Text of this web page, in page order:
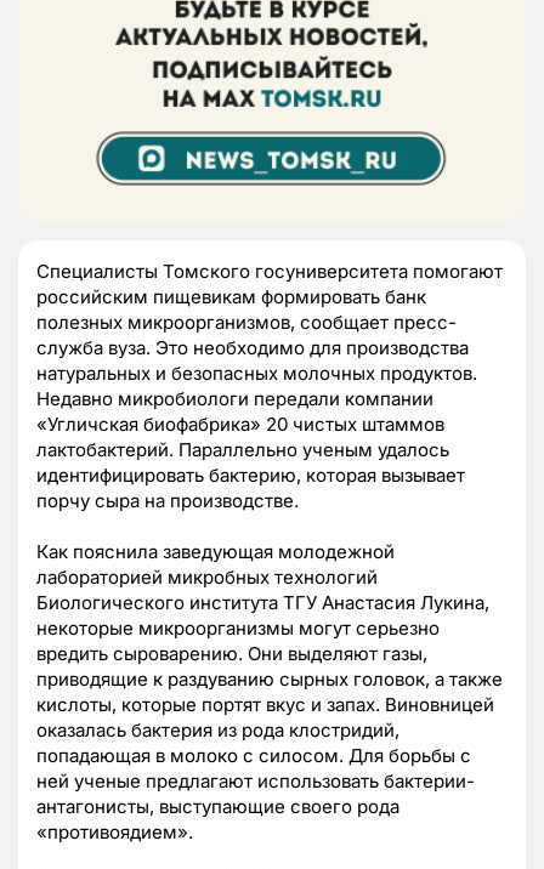
Специалисты Томского госуниверситета помогают
российским пищевикам формировать банк
полезных микроорганизмов, сообщает пресс-
служба вуза. Это необходимо для производства
натуральных и безопасных молочных продуктов.
Недавно микробиологи передали компании
«Угличская биофабрика» 20 чистых штаммов
лактобактерий. Параллельно ученым удалось
идентифицировать бактерию, которая вызывает
порчу сыра на производстве.
Как пояснила заведующая молодежной
лабораторией микробных технологий
Биологического института ТГУ Анастасия Лукина,
некоторые микроорганизмы могут серьезно
вредить сыроварению. Они выделяют газы,
приводящие к раздуванию сырных головок, а также
кислоты, которые портят вкус и запах. Виновницей
оказалась бактерия из рода клостридий,
попадающая в молоко с силосом. Для борьбы с
ней ученые предлагают использовать бактерии-
антагонисты, выступающие своего рода
«противоядием».